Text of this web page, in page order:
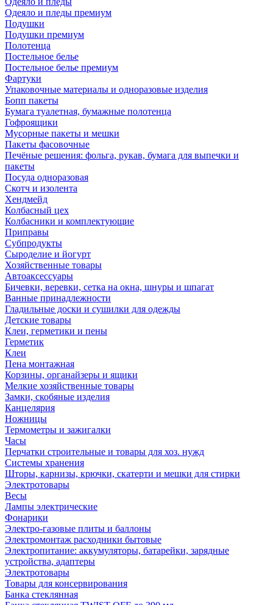
Одеяло и пледы премиум
Подушки
Подушки премиум
Полотенца
Постельное белье
Постельное белье премиум
Фартуки
Упаковочные материалы и одноразовые изделия
Бопп пакеты
Бумага туалетная, бумажные полотенца
Гофроящики
Мусорные пакеты и мешки
Пакеты фасовочные
Печёные решения: фольга, рукав, бумага для выпечки и
пакеты
Посуда одноразовая
Скотч и изолента
Хендмейд
Колбасный цех
Колбасники и комплектующие
Приправы
Субпродукты
Сыроделие и йогурт
Хозяйственные товары
Автоаксессуары
Бичевки, веревки, сетка на окна, шнуры и шпагат
Ванные принадлежности
Гладильные доски и сушилки для одежды
Детские товары
Клеи, герметики и пены
Герметик
Клеи
Пена монтажная
Корзины, органайзеры и ящики
Мелкие хозяйственные товары
Замки, скобяные изделия
Канцелярия
Ножницы
Термометры и зажигалки
Часы
Перчатки строительные и товары для хоз. нужд
Системы хранения
Шторы, карнизы, крючки, скатерти и мешки для стирки
Электротовары
Весы
Лампы электрические
Фонарики
Электро-газовые плиты и баллоны
Электромонтаж расходники бытовые
Электропитание: аккумуляторы, батарейки, зарядные
устройства, адаптеры
Электротовары
Товары для консервирования
Банка стеклянная